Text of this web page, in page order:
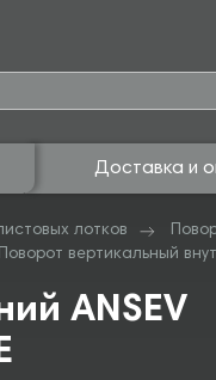
Доставка и
лотков
Поворот вертикальный
ANSEV